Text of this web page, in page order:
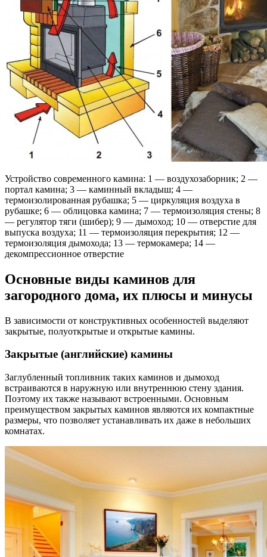
Устройство современного камина: 1 — воздухозаборник; 2 —
портал камина; 3 — каминный вкладыш; 4 —
термоизолированная рубашка; 5 — циркуляция воздуха в
рубашке; 6 — облицовка камина; 7 — термоизоляция стены; 8
— регулятор тяги (шибер); 9 — дымоход; 10 — отверстие для
выпуска воздуха; 11 — термоизоляция перекрытия; 12 —
термоизоляция дымохода; 13 — термокамера; 14 —
декомпрессионное отверстие
Основные виды каминов для
загородного дома, их плюсы и минусы
В зависимости от конструктивных особенностей выделяют
закрытые, полуоткрытые и открытые камины.
Закрытые (английские) камины
Заглубленный топливник таких каминов и дымоход
встраиваются в наружную или внутреннюю стену здания.
Поэтому их также называют встроенными. Основным
преимуществом закрытых каминов являются их компактные
размеры, что позволяет устанавливать их даже в небольших
комнатах.